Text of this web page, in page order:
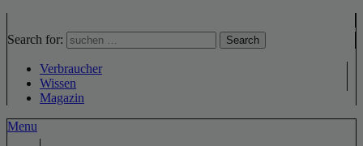
Search for: Search
Verbraucher
Wissen
Magazin
Menu